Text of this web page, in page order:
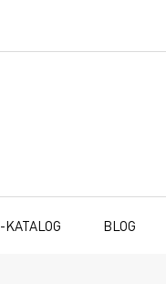
KATALOG BLOG